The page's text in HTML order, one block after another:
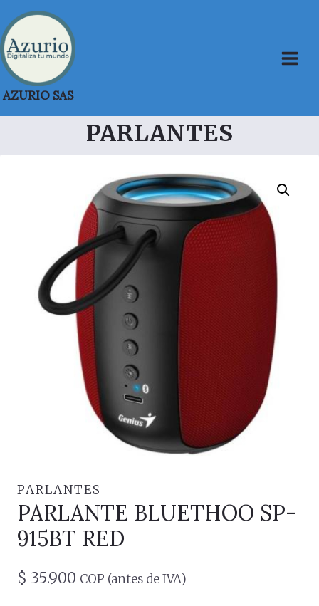
Saltar
al
contenido
AZURIO SAS
PARLANTES
PARLANTES
PARLANTE BLUETHOO SP-
915BT RED
$ 35.900 COP (antes de IVA)